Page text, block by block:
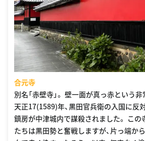
合元寺
別名「赤壁寺」。 壁一面が真っ赤という
天正17(1589)年、黒田官兵衛の入国に反
鎮房が中津城内で謀殺されました。 こ
たちは黒田勢と奮戦しますが、片っ端か